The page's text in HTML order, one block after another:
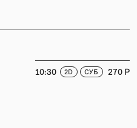
10:30 2D СУБ 270 P